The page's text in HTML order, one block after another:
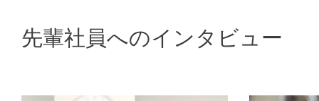
先輩社員へのインタビュー